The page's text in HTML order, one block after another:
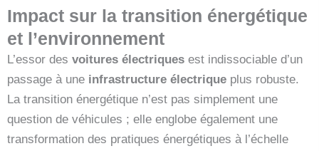
Impact sur la transition énergétique
et l’environnement
L’essor des voitures électriques est indissociable d’un
passage à une infrastructure électrique plus robuste.
La transition énergétique n’est pas simplement une
question de véhicules ; elle englobe également une
transformation des pratiques énergétiques à l’échelle